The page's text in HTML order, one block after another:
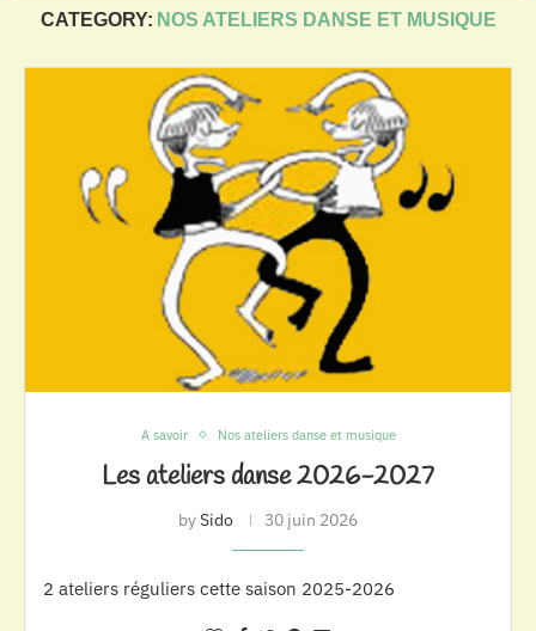
CATEGORY: NOS ATELIERS DANSE ET MUSIQUE
A savoir Nos ateliers danse et musique
Les ateliers danse 2026-2027
bySido 30 juin 2026
2 ateliers réguliers cette saison 2025-2026